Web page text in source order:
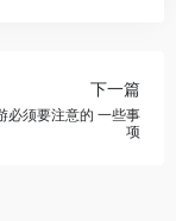
下一篇
必须要注意的 一些事
项